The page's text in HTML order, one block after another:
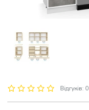
Відгуків: 0